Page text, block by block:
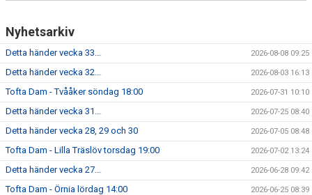
Nyhetsarkiv
Detta händer vecka 33... 2026-08-08 09:25
Detta händer vecka 32... 2026-08-03 16:13
Tofta Dam - Tvååker söndag 18:00 2026-07-31 10:10
Detta händer vecka 31... 2026-07-25 08:40
Detta händer vecka 28, 29 och 30 2026-07-05 08:48
Tofta Dam - Lilla Träslöv torsdag 19:00 2026-07-02 13:24
Detta händer vecka 27... 2026-06-28 09:42
Tofta Dam - Örnia lördag 14:00 2026-06-25 08:39